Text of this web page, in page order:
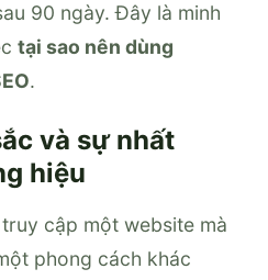
90 ngày. Đây là minh
tại sao nên dùng
.
và sự nhất
hiệu
cập một website mà
phong cách khác